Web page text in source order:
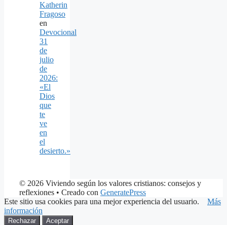
Katherin
Fragoso
en
Devocional
31
de
julio
de
2026:
«El
Dios
que
te
ve
en
el
desierto.»
© 2026 Viviendo según los valores cristianos: consejos y
reflexiones • Creado con GeneratePress
Este sitio usa cookies para una mejor experiencia del usuario. Más
información
Rechazar Aceptar